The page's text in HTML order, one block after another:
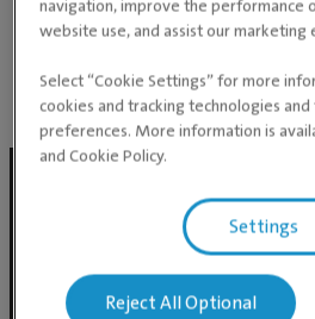
VAN
FUNERAL
navigation, improve the performance
website use, and assist our marketing
Select “Cookie Settings” for more
cookies and tracking technologies
preferences. More information is
and Cookie Policy.
Settings
Reject All Optional